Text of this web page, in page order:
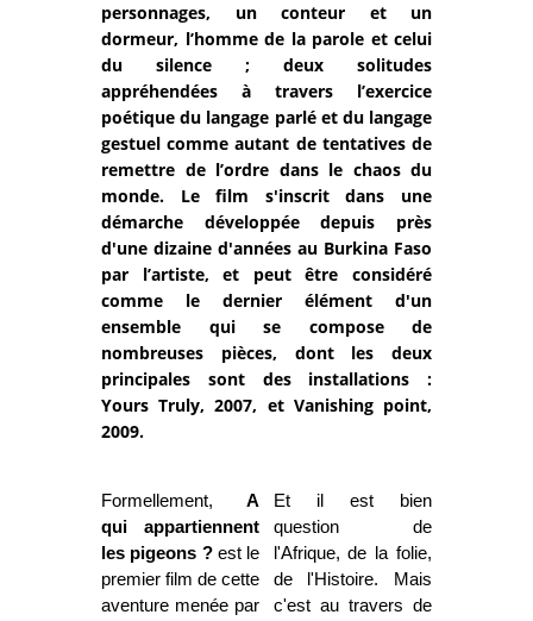
personnages, un conteur et un
dormeur, l’homme de la parole et celui
du silence ; deux solitudes
appréhendées à travers l’exercice
poétique du langage parlé et du langage
gestuel comme autant de tentatives de
remettre de l’ordre dans le chaos du
monde. Le film s'inscrit dans une
démarche développée depuis près
d'une dizaine d'années au Burkina Faso
par l’artiste, et peut être considéré
comme le dernier élément d'un
ensemble qui se compose de
nombreuses pièces, dont les deux
principales sont des installations :
Yours Truly, 2007, et Vanishing point,
2009.
Formellement,A
qui appartiennent
les pigeons ?est le
premier film de cette
aventure menée par
Et il est bien
question de
l'Afrique, de la folie,
de l'Histoire. Mais
c'est au travers de